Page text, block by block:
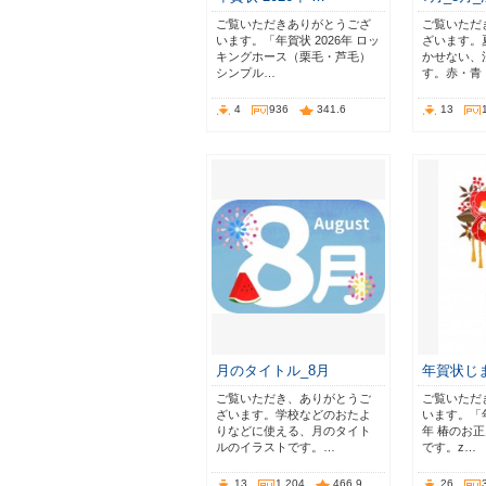
ご覧いただきありがとうござ
います。「年賀状 2026年 ロッ
キングホース（栗毛・芦毛）
シンプル…
4 936 341.6
ご覧いただ
ざいます。
かせない、
す。赤・
13
月のタイトル_8月
ご覧いただき、ありがとうご
ざいます。学校などのおたよ
りなどに使える、月のタイト
ルのイラストです。…
13 1,204 466.9
年賀状じ
ご覧いただ
います。「
年 椿のお
です。z…
26